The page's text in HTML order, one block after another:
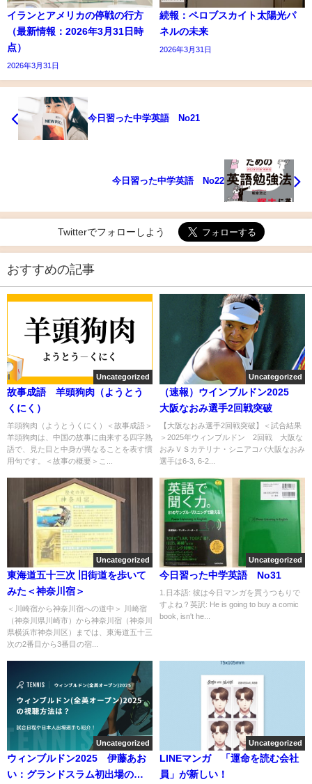
イランとアメリカの停戦の行方
（最新情報：2026年3月31日時
点）
2026年3月31日
続報：ペロブスカイト太陽光パ
ネルの未来
2026年3月31日
今日習った中学英語 No21
今日習った中学英語 No22
Twitterでフォローしよう
おすすめの記事
Uncategorized
故事成語 羊頭狗肉（ようとう
くにく）
羊頭狗肉（ようとうくにく）＜故事成語＞
羊頭狗肉は、中国の故事に由来する四字熟
語で、見た目と中身が異なることを表す慣
用句です。＜故事の概要＞こ...
Uncategorized
（速報）ウインブルドン2025
大阪なおみ選手2回戦突破
【大阪なおみ選手2回戦突破】＜試合結果
＞2025年ウィンブルドン 2回戦 大阪な
おみＶＳカテリナ・シニアコバ大阪なおみ
選手は6-3, 6-2...
Uncategorized
東海道五十三次 旧街道を歩いて
みた＜神奈川宿＞
＜川崎宿から神奈川宿への道中＞ 川崎宿
（神奈川県川崎市）から神奈川宿（神奈川
県横浜市神奈川区）までは、東海道五十三
次の2番目から3番目の宿...
Uncategorized
今日習った中学英語 No31
1.日本語: 彼は今日マンガを買うつもりで
すよね？英訳: He is going to buy a comic
book, isn't he...
Uncategorized
ウィンブルドン2025 伊藤あお
い：グランドスラム初出場の新
Uncategorized
LINEマンガ 「運命を読む会社
員」が新しい！